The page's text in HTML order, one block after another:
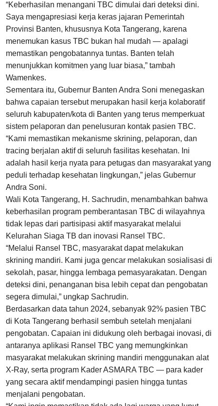
“Keberhasilan menangani TBC dimulai dari deteksi dini.
Saya mengapresiasi kerja keras jajaran Pemerintah
Provinsi Banten, khususnya Kota Tangerang, karena
menemukan kasus TBC bukan hal mudah — apalagi
memastikan pengobatannya tuntas. Banten telah
menunjukkan komitmen yang luar biasa,” tambah
Wamenkes.
Sementara itu, Gubernur Banten Andra Soni menegaskan
bahwa capaian tersebut merupakan hasil kerja kolaboratif
seluruh kabupaten/kota di Banten yang terus memperkuat
sistem pelaporan dan penelusuran kontak pasien TBC.
“Kami memastikan mekanisme skrining, pelaporan, dan
tracing berjalan aktif di seluruh fasilitas kesehatan. Ini
adalah hasil kerja nyata para petugas dan masyarakat yang
peduli terhadap kesehatan lingkungan,” jelas Gubernur
Andra Soni.
Wali Kota Tangerang, H. Sachrudin, menambahkan bahwa
keberhasilan program pemberantasan TBC di wilayahnya
tidak lepas dari partisipasi aktif masyarakat melalui
Kelurahan Siaga TB dan inovasi Ransel TBC.
“Melalui Ransel TBC, masyarakat dapat melakukan
skrining mandiri. Kami juga gencar melakukan sosialisasi di
sekolah, pasar, hingga lembaga pemasyarakatan. Dengan
deteksi dini, penanganan bisa lebih cepat dan pengobatan
segera dimulai,” ungkap Sachrudin.
Berdasarkan data tahun 2024, sebanyak 92% pasien TBC
di Kota Tangerang berhasil sembuh setelah menjalani
pengobatan. Capaian ini didukung oleh berbagai inovasi, di
antaranya aplikasi Ransel TBC yang memungkinkan
masyarakat melakukan skrining mandiri menggunakan alat
X-Ray, serta program Kader ASMARA TBC — para kader
yang secara aktif mendampingi pasien hingga tuntas
menjalani pengobatan.